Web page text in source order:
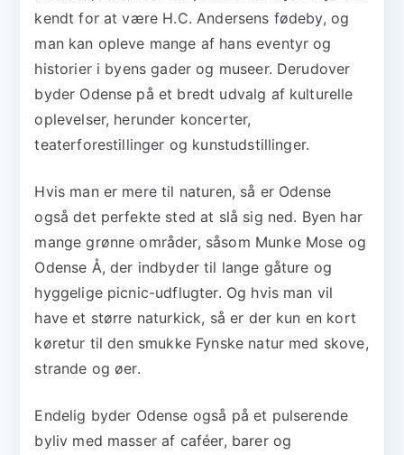
kendt for at være H.C. Andersens fødeby, og
man kan opleve mange af hans eventyr og
historier i byens gader og museer. Derudover
byder Odense på et bredt udvalg af kulturelle
oplevelser, herunder koncerter,
teaterforestillinger og kunstudstillinger.
Hvis man er mere til naturen, så er Odense
også det perfekte sted at slå sig ned. Byen har
mange grønne områder, såsom Munke Mose og
Odense Å, der indbyder til lange gåture og
hyggelige picnic-udflugter. Og hvis man vil
have et større naturkick, så er der kun en kort
køretur til den smukke Fynske natur med skove,
strande og øer.
Endelig byder Odense også på et pulserende
byliv med masser af caféer, barer og